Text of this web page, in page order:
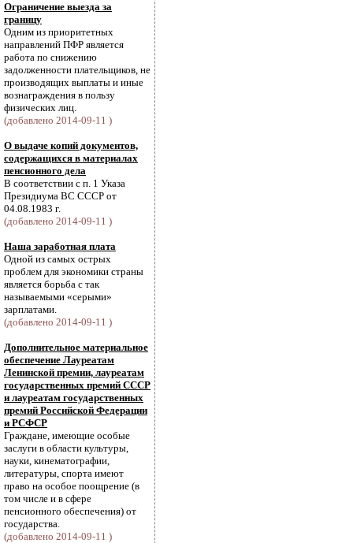
Ограничение выезда за
границу
Одним из приоритетных
направлений ПФР является
работа по снижению
задолженности плательщиков, не
производящих выплаты и иные
вознаграждения в пользу
физических лиц.
(добавлено 2014-09-11 )
О выдаче копий документов,
содержащихся в материалах
пенсионного дела
В соответствии с п. 1 Указа
Президиума ВС СССР от
04.08.1983 г.
(добавлено 2014-09-11 )
Наша заработная плата
Одной из самых острых
проблем для экономики страны
является борьба с так
называемыми «серыми»
зарплатами.
(добавлено 2014-09-11 )
Дополнительное материальное
обеспечение Лауреатам
Ленинской премии, лауреатам
государственных премий СССР
и лауреатам государственных
премий Российской Федерации
и РСФСР
Граждане, имеющие особые
заслуги в области культуры,
науки, кинематографии,
литературы, спорта имеют
право на особое поощрение (в
том числе и в сфере
пенсионного обеспечения) от
государства.
(добавлено 2014-09-11 )